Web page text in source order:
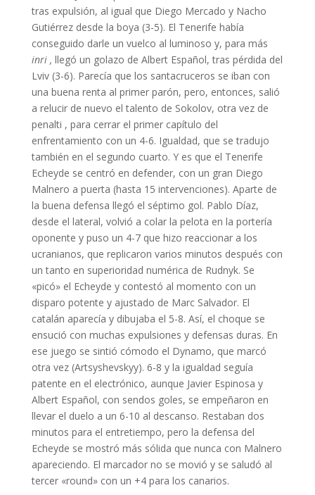
tras expulsión, al igual que Diego Mercado y Nacho
Gutiérrez desde la boya (3-5). El Tenerife había
conseguido darle un vuelco al luminoso y, para más
inri , llegó un golazo de Albert Español, tras pérdida del
Lviv (3-6). Parecía que los santacruceros se iban con
una buena renta al primer parón, pero, entonces, salió
a relucir de nuevo el talento de Sokolov, otra vez de
penalti , para cerrar el primer capítulo del
enfrentamiento con un 4-6. Igualdad, que se tradujo
también en el segundo cuarto. Y es que el Tenerife
Echeyde se centró en defender, con un gran Diego
Malnero a puerta (hasta 15 intervenciones). Aparte de
la buena defensa llegó el séptimo gol. Pablo Díaz,
desde el lateral, volvió a colar la pelota en la portería
oponente y puso un 4-7 que hizo reaccionar a los
ucranianos, que replicaron varios minutos después con
un tanto en superioridad numérica de Rudnyk. Se
«picó» el Echeyde y contestó al momento con un
disparo potente y ajustado de Marc Salvador. El
catalán aparecía y dibujaba el 5-8. Así, el choque se
ensució con muchas expulsiones y defensas duras. En
ese juego se sintió cómodo el Dynamo, que marcó
otra vez (Artsyshevskyy). 6-8 y la igualdad seguía
patente en el electrónico, aunque Javier Espinosa y
Albert Español, con sendos goles, se empeñaron en
llevar el duelo a un 6-10 al descanso. Restaban dos
minutos para el entretiempo, pero la defensa del
Echeyde se mostró más sólida que nunca con Malnero
apareciendo. El marcador no se movió y se saludó al
tercer «round» con un +4 para los canarios.